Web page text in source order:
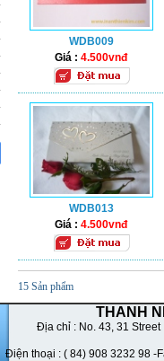
WDB009
Giá :4.500vnđ
WDB013
Giá :4.500vnđ
15 Sản phẩm
THANH
Địa chỉ : No. 43, 31 Street
Điện thoại : ( 84) 908 3232 98 -